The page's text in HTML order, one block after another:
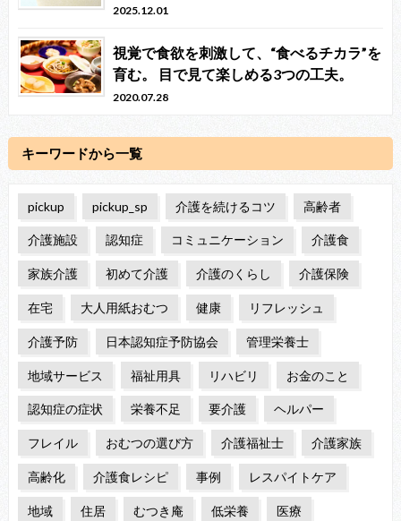
2025.12.01
視覚で食欲を刺激して、“食べるチカラ”を
育む。 目で見て楽しめる3つの工夫。
2020.07.28
キーワードから一覧
pickup pickup_sp 介護を続けるコツ 高齢者
介護施設 認知症 コミュニケーション 介護食
家族介護 初めて介護 介護のくらし 介護保険
在宅 大人用紙おむつ 健康 リフレッシュ
介護予防 日本認知症予防協会 管理栄養士
地域サービス 福祉用具 リハビリ お金のこと
認知症の症状 栄養不足 要介護 ヘルパー
フレイル おむつの選び方 介護福祉士 介護家族
高齢化 介護食レシピ 事例 レスパイトケア
地域 住居 むつき庵 低栄養 医療